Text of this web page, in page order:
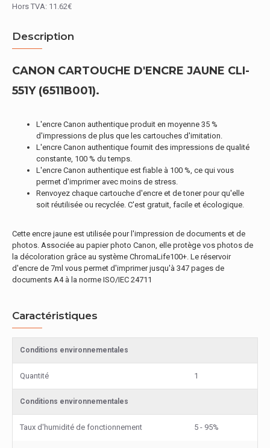
Hors TVA: 11.62€
Description
CANON CARTOUCHE D'ENCRE JAUNE CLI-
551Y (6511B001).
L'encre Canon authentique produit en moyenne 35 %
d'impressions de plus que les cartouches d'imitation.
L'encre Canon authentique fournit des impressions de qualité
constante, 100 % du temps.
L'encre Canon authentique est fiable à 100 %, ce qui vous
permet d'imprimer avec moins de stress.
Renvoyez chaque cartouche d'encre et de toner pour qu'elle
soit réutilisée ou recyclée. C'est gratuit, facile et écologique.
Cette encre jaune est utilisée pour l'impression de documents et de
photos. Associée au papier photo Canon, elle protège vos photos de
la décoloration grâce au système ChromaLife100+. Le réservoir
d'encre de 7ml vous permet d'imprimer jusqu'à 347 pages de
documents A4 à la norme ISO/IEC 24711
Caractéristiques
Conditions environnementales
Quantité 1
Conditions environnementales
Taux d'humidité de fonctionnement 5 - 95%